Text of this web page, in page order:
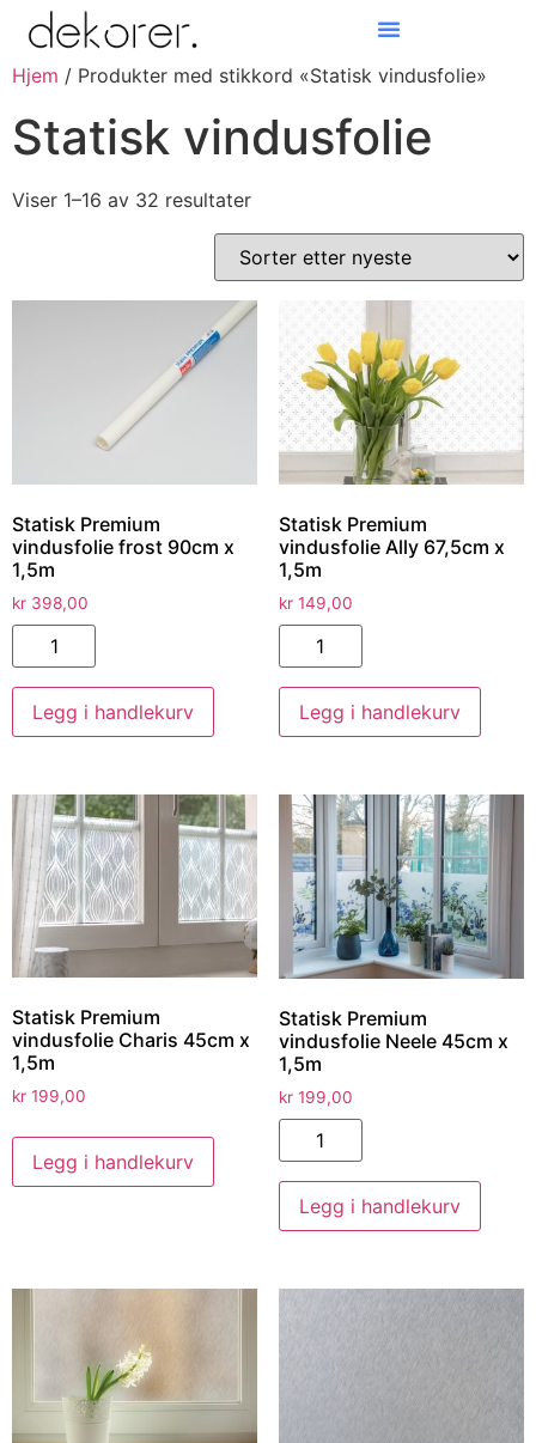
Hjem / Produkter med stikkord «Statisk vindusfolie»
Statisk vindusfolie
Viser 1–16 av 32 resultater
Statisk Premium
vindusfolie frost 90cm x
1,5m
kr 398,00
Legg i handlekurv
Statisk Premium
vindusfolie Ally 67,5cm x
1,5m
kr149,00
Legg i handlekurv
Statisk Premium
vindusfolie Charis 45cm x
1,5m
kr 199,00
Legg i handlekurv
Statisk Premium
vindusfolie Neele 45cm x
1,5m
kr199,00
Legg i handlekurv